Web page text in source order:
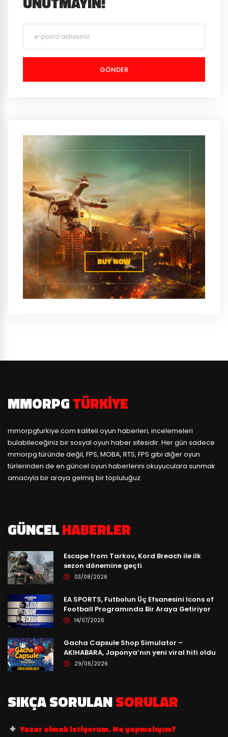
MMORPGTÜRKIYE
mmorpgturkiye.com kaliteli oyun haberleri, incelemeleri
bulabileceğiniz bir sosyal oyun haber sitesidir. Her gün sadece
mmorpg türünde değil, FPS, MOBA, RTS, FPS gibi diğer oyun
türlerinden de en güncel oyun haberlerini okuyuculara sunmak
amacıyla bir araya gelmiş bir topluluğuz.
GÜNCELHABERLER
Escape from Tarkov, Kord Breach ile ilk
sezon dönemine geçti
03/08/2026
EA SPORTS, Futbolun Üç Efsanesini Icons of
Football Programında Bir Araya Getiriyor
14/07/2026
Gacha Capsule Shop Simulator –
AKIHABARA, Japonya’nın yeni viral hiti oldu
29/06/2026
SIKÇA SORULANSORULAR
Yazar olmak istiyorum. Ne yapmalıyım?